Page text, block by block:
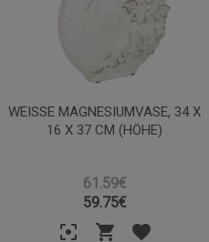
WEISSE MAGNESIUMVASE, 34 X 1
6 X 37 CM (HÖHE)
61.59€
59.75€